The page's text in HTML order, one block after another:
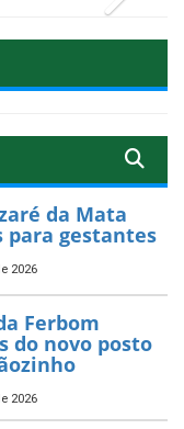
da Mata
para gestantes
2026
Ferbom
do novo posto
2026